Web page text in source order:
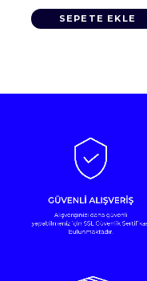
SEPETE EKLE